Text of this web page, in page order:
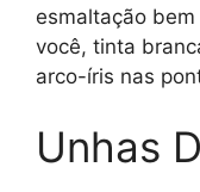
esmaltação
você, tinta
arco-íris nas
Unhas